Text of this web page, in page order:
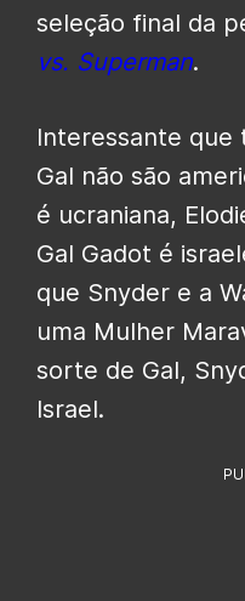
seleção final da
vs. Superman.
Interessante que
Gal não são
é ucraniana,
Gal Gadot é
que Snyder e a
uma Mulher
sorte de Gal,
Israel.